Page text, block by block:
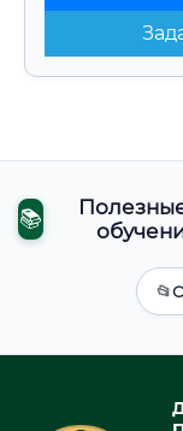
📚
📂